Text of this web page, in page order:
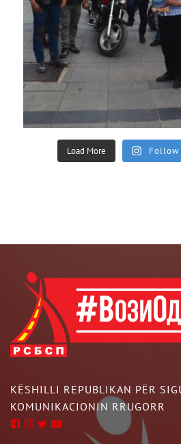
Load More Follow
KËSHILLI REPUBLIKAN PËR
KOMUNIKACIONIN RRUGORR